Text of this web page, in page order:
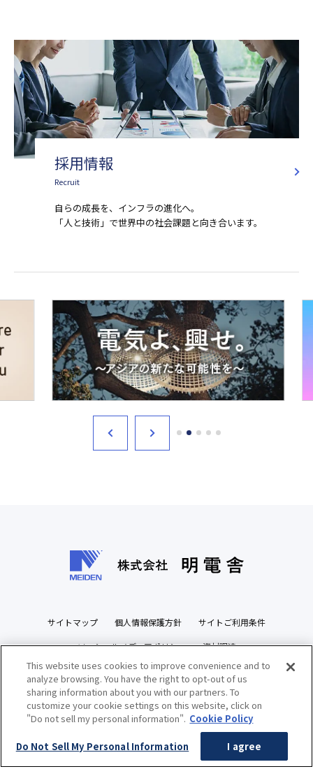
採用情報
Recruit
自らの成長を、インフラの進化へ。
「人と技術」で世界中の社会課題と向き合います。
サイトマップ 個人情報保護方針 サイトご利用条件
ソーシャルメディアポリシー 資材調達
ビジネスパートナーズサイト
This website uses cookies to improve convenience and to
analyze browsing. You have the right to opt-out of us
sharing information about you with our partners. To
customize your cookie settings on this website, click on
"Do not sell my personal information". Cookie Policy
Do Not Sell My Personal Information I agree